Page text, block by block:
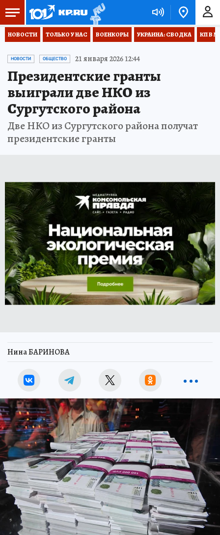
НОВОСТИ ТОЛЬКО У НАС ВОЕНКОРЫ УКРАИНА: СВОДКА КП В
НОВОСТИ ОБЩЕСТВО 21 января 2026 12:44
Президентские гранты
выиграли две НКО из
Сургутского района
Две НКО из Сургутского района получат
президентские гранты
Нина БАРИНОВА